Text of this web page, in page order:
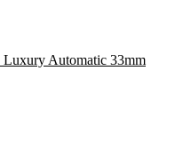
Luxury Automatic 33mm